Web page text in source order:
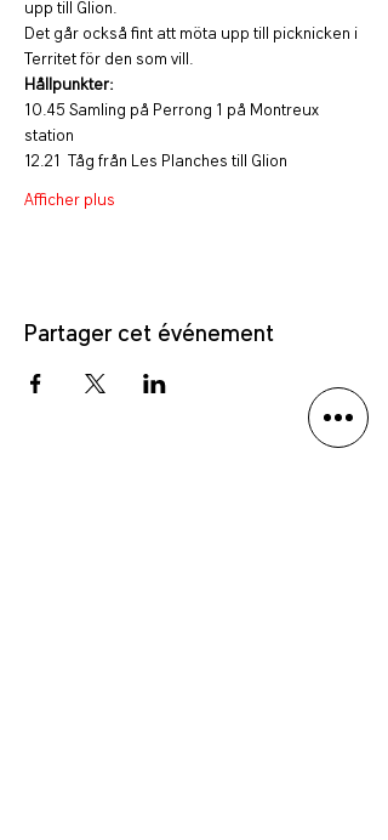
upp till Glion.
Det går också fint att möta upp till picknicken i
Territet för den som vill.
Hållpunkter:
10.45 Samling på Perrong 1 på Montreux
station
12.21  Tåg från Les Planches till Glion
Afficher plus
Partager cet événement